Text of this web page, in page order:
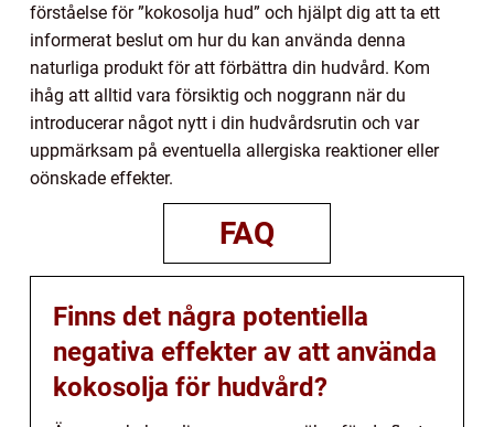
förståelse för ”kokosolja hud” och hjälpt dig att ta ett
informerat beslut om hur du kan använda denna
naturliga produkt för att förbättra din hudvård. Kom
ihåg att alltid vara försiktig och noggrann när du
introducerar något nytt i din hudvårdsrutin och var
uppmärksam på eventuella allergiska reaktioner eller
oönskade effekter.
FAQ
Finns det några potentiella
negativa effekter av att använda
kokosolja för hudvård?